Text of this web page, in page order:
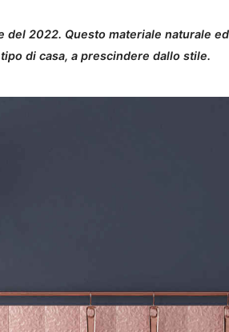
2022. Questo materiale naturale
di casa, a prescindere dallo stile.